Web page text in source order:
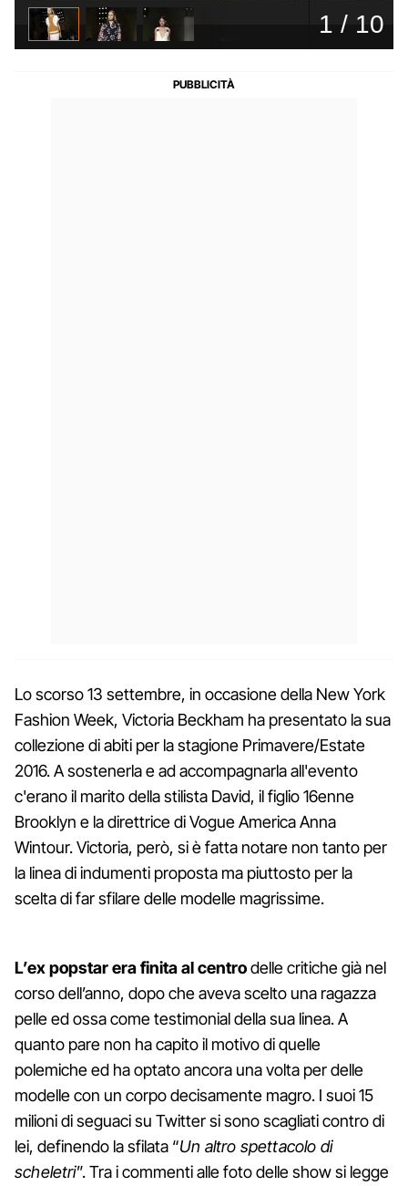
Lo scorso 13 settembre, in occasione della New York
Fashion Week, Victoria Beckham ha presentato la sua
collezione di abiti per la stagione Primavere/Estate
2016. A sostenerla e ad accompagnarla all'evento
c'erano il marito della stilista David, il figlio 16enne
Brooklyn e la direttrice di Vogue America Anna
Wintour. Victoria, però, si è fatta notare non tanto per
la linea di indumenti proposta ma piuttosto per la
scelta di far sfilare delle modelle magrissime.
L’ex popstar era finita al centrodelle critiche già nel
corso dell’anno, dopo che aveva scelto una ragazza
pelle ed ossa come testimonial della sua linea. A
quanto pare non ha capito il motivo di quelle
polemiche ed ha optato ancora una volta per delle
modelle con un corpo decisamente magro. I suoi 15
milioni di seguaci su Twitter si sono scagliati contro di
lei, definendo la sfilata “Un altro spettacolo di
scheletri”. Tra i commenti alle foto delle show si legge